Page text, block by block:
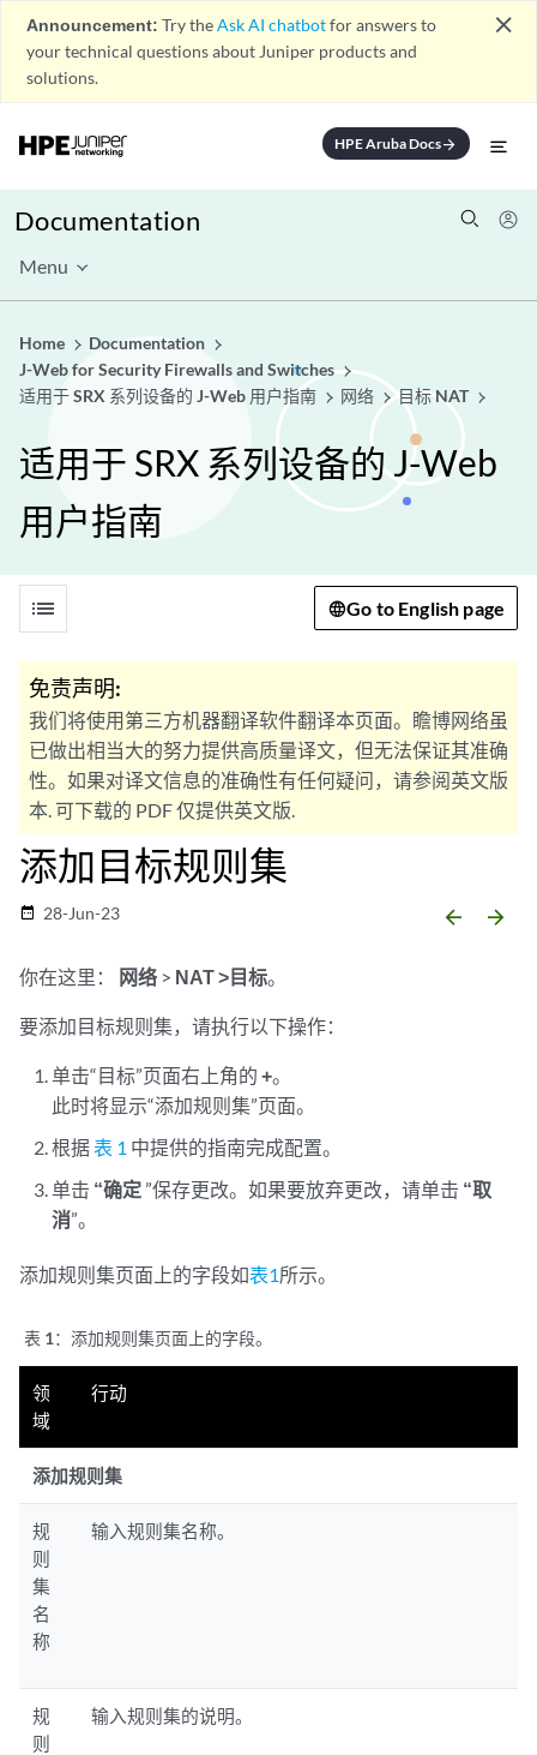
Announcement: Try theAsk AI chatbotfor answers to
your technical questions about Juniper products and
solutions.
close
HPE Aruba Docsarrow_forward
Documentation
Menu
Home
Documentation
J-Web for Security Firewalls and Switches
适用于 SRX 系列设备的 J-Web 用户指南
网络 目标 NAT
适用于 SRX 系列设备的 J-Web
用户指南
list Go to English page
免责声明:
我们将使用第三方机器翻译软件翻译本页面。瞻博网络虽
已做出相当大的努力提供高质量译文，但无法保证其准确
性。如果对译文信息的准确性有任何疑问，请参阅英文版
本. 可下载的 PDF 仅提供英文版.
添加目标规则集
date_range 28-Jun-23 arrow_backward arrow_forward
你在这里： 网络 > NAT>目标。
要添加目标规则集，请执行以下操作：
单击“目标”页面右上角的+。
此时将显示“添加规则集”页面。
根据表 1 中提供的指南完成配置。
单击 “确定 ”保存更改。如果要放弃更改，请单击 “取
消”。
添加规则集页面上的字段如表1所示。
表 1： 添加规则集页面上的字段。
领
域
行动
添加规则集
规
则
集
名
称
输入规则集名称。
规
则
输入规则集的说明。